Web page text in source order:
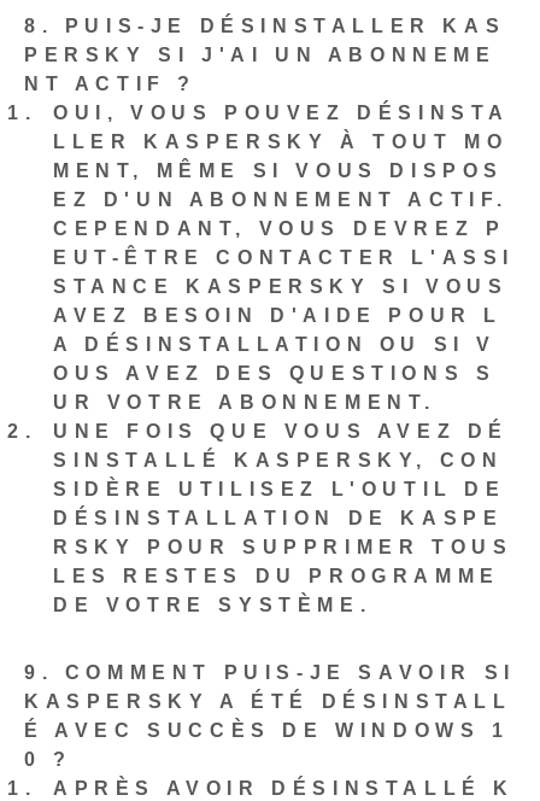
8. PUIS-JE DÉSINSTALLER KAS
PERSKY SI J'AI UN ABONNEME
NT ACTIF ?
OUI, VOUS POUVEZ DÉSINSTA
LLER KASPERSKY À TOUT MO
MENT, MÊME SI VOUS DISPOS
EZ D'UN ABONNEMENT ACTIF.
CEPENDANT, VOUS DEVREZ P
EUT-ÊTRE CONTACTER L'ASSI
STANCE KASPERSKY SI VOUS
AVEZ BESOIN D'AIDE POUR L
A DÉSINSTALLATION OU SI V
OUS AVEZ DES QUESTIONS S
UR VOTRE ABONNEMENT.
UNE FOIS QUE VOUS AVEZ DÉ
SINSTALLÉ KASPERSKY, CON
SIDÈRE
UTILISEZ L'OUTIL DE
DÉSINSTALLATION DE KASPE
RSKY POUR SUPPRIMER TOUS
LES RESTES DU PROGRAMME
DE VOTRE SYSTÈME.
9. COMMENT PUIS-JE SAVOIR SI
KASPERSKY A ÉTÉ DÉSINSTALL
É AVEC SUCCÈS DE WINDOWS 1
0 ?
APRÈS AVOIR DÉSINSTALLÉ K